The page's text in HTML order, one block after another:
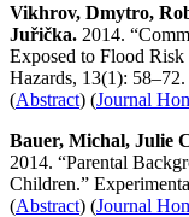
Vikhrov, Dmytro,
Juřička. 2014.
Exposed to Flood
Hazards, 13(1): 58–72.
(Abstract) (Journal
Bauer, Michal, Julie
2014. “Parental
Children.”
(Abstract) (Journal